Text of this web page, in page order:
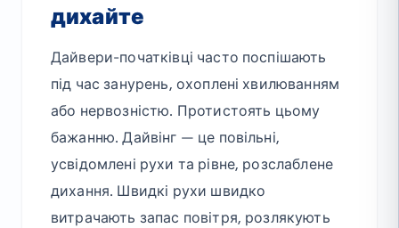
дихайте
Дайвери-початківці часто поспішають
під час занурень, охоплені хвилюванням
або нервозністю. Протистоять цьому
бажанню. Дайвінг — це повільні,
усвідомлені рухи та рівне, розслаблене
дихання. Швидкі рухи швидко
витрачають запас повітря, розлякують